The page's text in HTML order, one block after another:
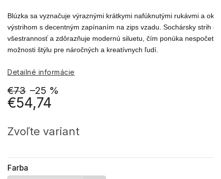
€73 –25 %
€54,74
cena:
Zvoľte variant
Farba
Blúzka sa vyznačuje výraznými krátkymi nafúknutými rukávmi a
výstrihom s decentným zapínaním na zips vzadu. Sochársky strih
všestrannosť a zdôrazňuje modernú siluetu, čím ponúka
možnosti štýlu pre náročných a kreatívnych ľudí.
Detailné informácie